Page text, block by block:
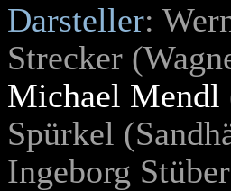
Darsteller:
Strecker
Michael Mendl
Spürkel
Ingeborg